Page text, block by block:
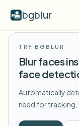
bgblur
示例
TRY BGBLUR
Blur faces
face
Automatically
need for